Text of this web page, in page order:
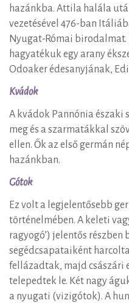
hazánkba. Attila halála
vezetésével 476-ban
Nyugat-Római
hagyatékuk egy arany
Odoaker édesanyjának,
Kvádok
A kvádok Pannónia északi
meg és a szarmatákkal
ellen. Ők az első germán
hazánkban.
Gótok
Ez volt a legjelentősebb
történelmében. A keleti
ragyogó’) jelentős
segédcsapataiként
fellázadtak, majd császári
telepedtek le. Két nagy
a nyugati (vizigótok). A